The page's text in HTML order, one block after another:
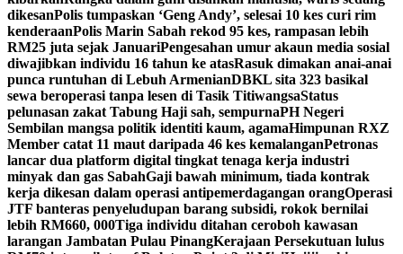
dikesanPolis tumpaskan ‘Geng Andy’, selesai 10 kes curi rim
kenderaanPolis Marin Sabah rekod 95 kes, rampasan lebih
RM25 juta sejak JanuariPengesahan umur akaun media sosial
diwajibkan individu 16 tahun ke atasRasuk dimakan anai-anai
punca runtuhan di Lebuh ArmenianDBKL sita 323 basikal
sewa beroperasi tanpa lesen di Tasik TitiwangsaStatus
pelunasan zakat Tabung Haji sah, sempurnaPH Negeri
Sembilan mangsa politik identiti kaum, agamaHimpunan RXZ
Member catat 11 maut daripada 46 kes kemalanganPetronas
lancar dua platform digital tingkat tenaga kerja industri
minyak dan gas SabahGaji bawah minimum, tiada kontrak
kerja dikesan dalam operasi antipemerdagangan orangOperasi
JTF banteras penyeludupan barang subsidi, rokok bernilai
lebih RM660, 000Tiga individu ditahan ceroboh kawasan
larangan Jambatan Pulau PinangKerajaan Persekutuan lulus